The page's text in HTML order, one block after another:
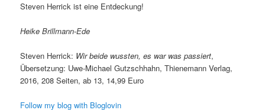
Steven Herrick ist eine Entdeckung!
Heike Brillmann-Ede
Steven Herrick: Wir beide wussten, es war was passiert,
Übersetzung: Uwe-Michael Gutzschhahn, Thienemann Verlag,
2016, 208 Seiten, ab 13, 14,99 Euro
Follow my blog with Bloglovin